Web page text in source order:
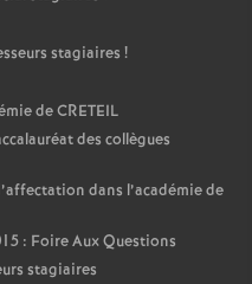
stagiaires !
deCRETEIL
des collègues
dans l’académie de
: Foire Aux Questions
stagiaires